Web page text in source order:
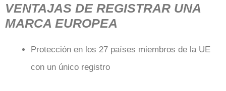
VENTAJAS DE REGISTRAR UNA
MARCA EUROPEA
Protección en los 27 países miembros de la UE
con un único registro